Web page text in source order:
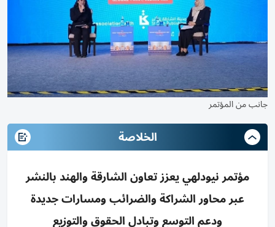
جانب من المؤتمر
الخلاصة
مؤتمر نيودلهي يعزز تعاون الشارقة والهند بالنشر
عبر محاور الشراكة والضرائب ومسارات جديدة
ودعم التوسع وتبادل الحقوق والتوزيع